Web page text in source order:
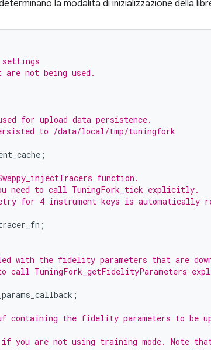
la modalità di inizializzazione della
not being used.
for upload data persistence.
to /data/local/tmp/tuningfork
;
function.
need to call TuningFork_tick explicitly.
for 4 instrument keys is automatically
;
with the fidelity parameters that are
call TuningFork_getFidelityParameters
;
containing the fidelity parameters to be
you are not using training mode. Note